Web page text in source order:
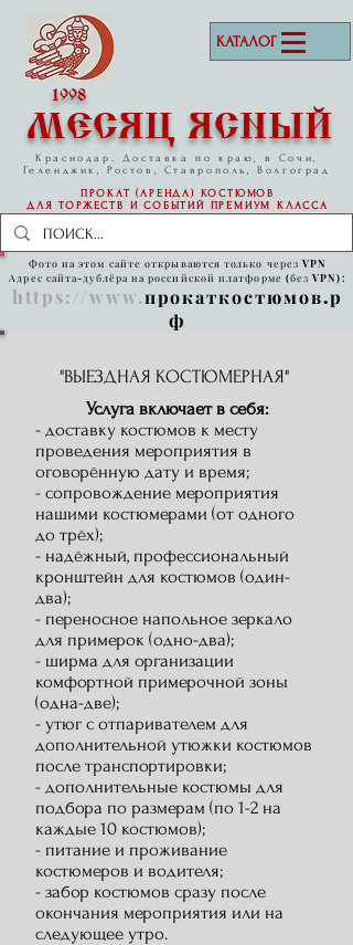
МЕСЯЦ ЯСНЫЙ
ПРОКАТ (АРЕНДА) КОСТЮМОВ
ДЛЯ ТОРЖЕСТВ И СОБЫТИЙ ПРЕМИУМ КЛАССА
КАТАЛОГ
Краснодар. Доставка по краю, в Сочи,
Геленджик, Ростов, Ставрополь, Волгоград
1998
Фото на этом сайте открываются только через VPN
Адрес сайта-дублёра на российской платформе (без VPN):
https://www.прокаткостюмов.р
ф
"ВЫЕЗДНАЯ КОСТЮМЕРНАЯ"
Услуга включает в себя:
- доставку костюмов к месту
проведения мероприятия в
оговорённую дату и время;
- сопровождение мероприятия
нашими костюмерами (от одного
до трёх);
- надёжный, профессиональный
кронштейн для костюмов (один-
два);
- переносное напольное зеркало
для примерок (одно-два);
- ширма для организации
комфортной примерочной зоны
(одна-две);
- утюг с отпаривателем для
дополнительной утюжки костюмов
после транспортировки;
- дополнительные костюмы для
подбора по размерам (по 1-2 на
каждые 10 костюмов);
- питание и проживание
костюмеров и водителя;
- забор костюмов сразу после
окончания мероприятия или на
следующее утро.